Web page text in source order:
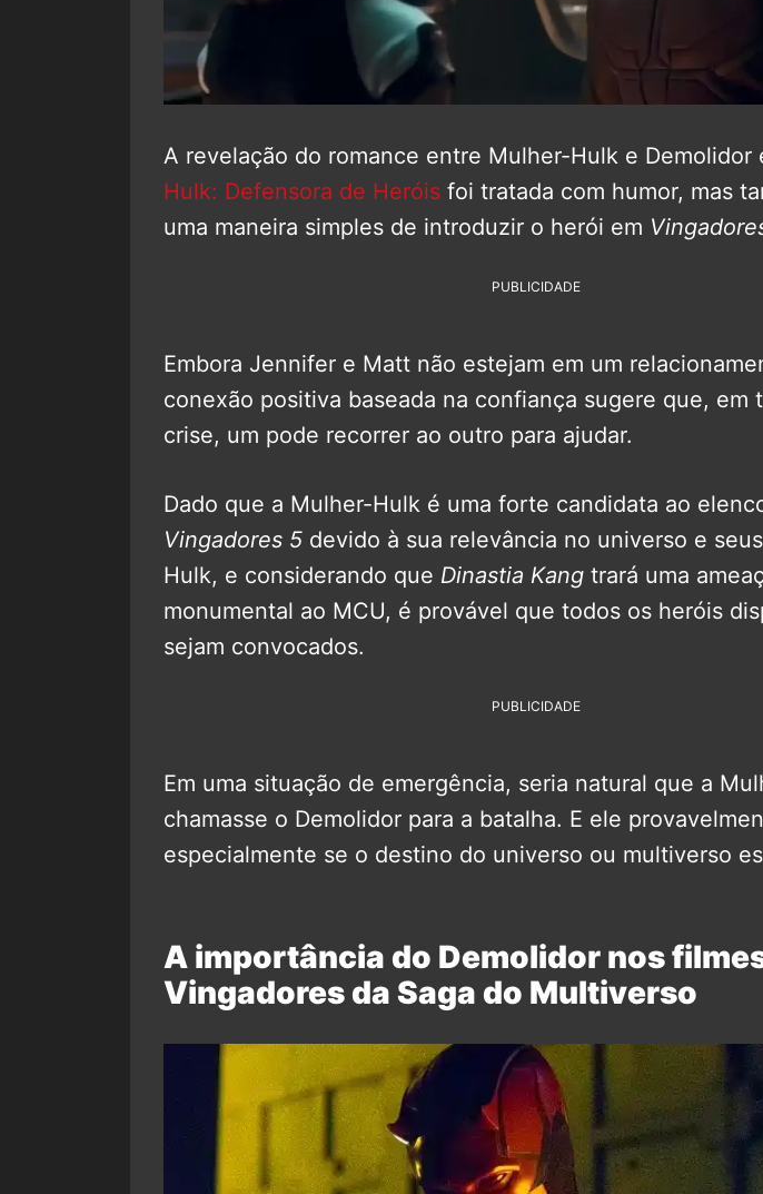
A revelação do romance entre Mulher-Hulk e Demolidor
Hulk: Defensora de Heróis foi tratada com humor, mas
uma maneira simples de introduzir o herói em
PUBLICIDADE
Embora Jennifer e Matt não estejam em um
conexão positiva baseada na confiança sugere que, em
crise, um pode recorrer ao outro para ajudar.
Dado que a Mulher-Hulk é uma forte candidata ao
Vingadores 5 devido à sua relevância no universo e
Hulk, e considerando que Dinastia Kang trará uma
monumental ao MCU, é provável que todos os heróis
sejam convocados.
PUBLICIDADE
Em uma situação de emergência, seria natural que a
chamasse o Demolidor para a batalha. E ele
especialmente se o destino do universo ou multiverso
A importância do Demolidor nos
Vingadores da Saga do Multiverso